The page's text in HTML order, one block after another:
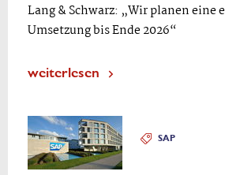
Lang & Schwarz: „Wir planen eine
Umsetzung bis Ende 2026“
weiterlesen
SAP